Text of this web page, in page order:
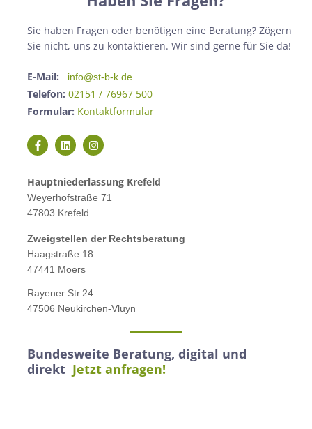
Sie haben Fragen oder benötigen eine Beratung? Zögern
Sie nicht, uns zu kontaktieren. Wir sind gerne für Sie da!
E-Mail: info@st-b-k.de
Telefon: 02151 / 76967 500
Formular: Kontaktformular
Hauptniederlassung Krefeld
Weyerhofstraße 71
47803 Krefeld
Zweigstellen der Rechtsberatung
Haagstraße 18
47441 Moers
Rayener Str.24
47506 Neukirchen-Vluyn
Bundesweite Beratung, digital und
direkt Jetzt anfragen!